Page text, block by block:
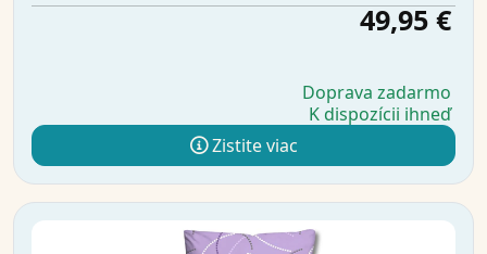
49,95 €
Doprava zadarmo
K dispozícii ihneď
Zistite viac